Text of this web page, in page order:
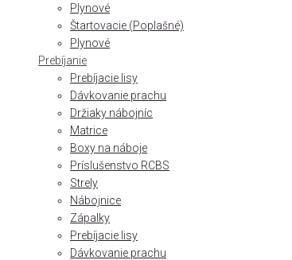
Plynové
Štartovacie (Poplašné)
Plynové
Prebíjanie
Prebíjacie lisy
Dávkovanie prachu
Držiaky nábojníc
Matrice
Boxy na náboje
Príslušenstvo RCBS
Strely
Nábojnice
Zápalky
Prebíjacie lisy
Dávkovanie prachu